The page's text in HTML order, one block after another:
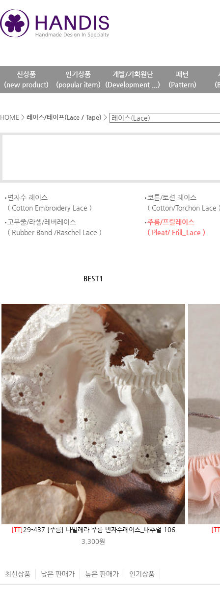
신상품
(new product)
인기상품
(popular item)
개발/기획원단
(Development ...)
패턴
(Pattern)
HOME > 레이스/테이프(Lace / Tape) >
면자수 레이스
( Cotton Embroidery Lace )
코튼/토션 레이스
( Cotton/Torchon Lace
고무줄/라셀/레버레이스
( Rubber Band /Raschel Lace )
주름/프릴레이스
( Pleat/ Frill_Lace )
BEST1
[TT] 29-437 [주름] 나빌레라 주름 면자수레이스_내추럴 106
3,300원
최신상품 낮은 판매가 높은 판매가 인기상품